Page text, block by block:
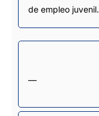
de empleo juvenil.
—